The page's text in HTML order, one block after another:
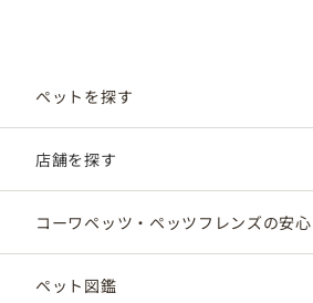
ペットを探す
店舗を探す
コーワペッツ・ペッツフレンズの安心
ペット図鑑